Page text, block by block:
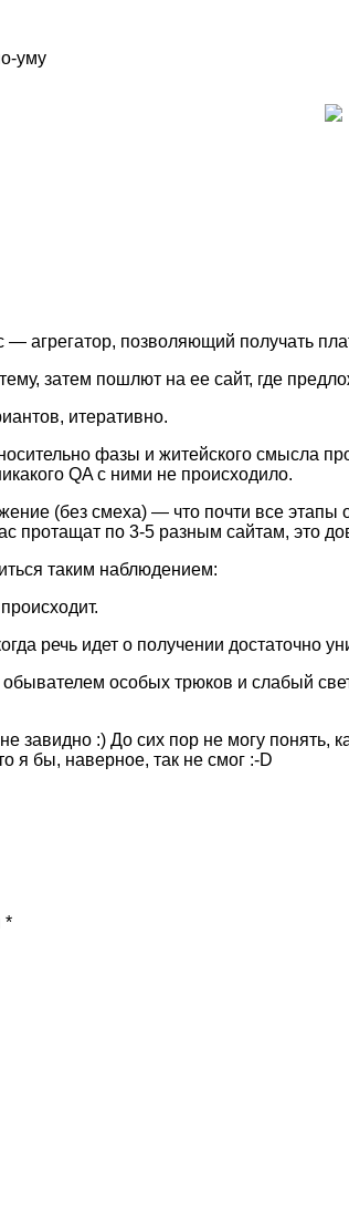
уму
агрегатор, позволяющий получать
затем пошлют на ее сайт, где
итеративно.
фазы и житейского смысла
QA с ними не происходило.
(без смеха) — что почти все
протащат по 3-5 разным сайтам, это
таким наблюдением:
речь идет о получении достаточно
особых трюков и слабый
:) До сих пор не могу понять,
я бы, наверное, так не смог :-D
*